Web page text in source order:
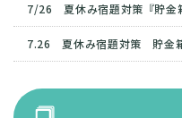
7/26 夏休み宿題対策『貯金
7.26 夏休み宿題対策 貯金箱